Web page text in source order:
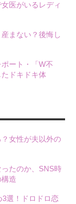
医がいるレディ
まない？後悔し
ート・「W不
ドキドキ体
女性が夫以外の
たのか、SNS時
造
3選！ドロドロ恋